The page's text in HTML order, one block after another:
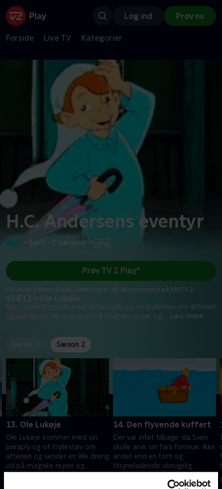
Log ind Prøv nu
Forside Live TV Kategorier
H.C. Andersens eventyr
• Børn • 2 sæsoner •
S2:E13 • Ole Lukøje
Ole Lukøje kommer med sin paraply og sit tryllestøv om aftenen
og sender en lille dreng ud på magiske rejser og... Læs mere
Prøv TV 2 Play*
*Kræver pakken Basis. Administrer dit abonnement på Mit TV 2.
Sæson 1 Sæson 2
13. Ole Lukøje
Ole Lukøje kommer med sin
paraply og sit tryllestøv om
aftenen og sender en lille dreng
ud på magiske rejser og
eventyr.
14. Den flyvende kuffert
Der var intet tilbage, da Sven
skulle arve sin fars formue. Ikke
andet end en tom og
tilsyneladende ubrugelig
kuffert.
1. december 2020 • 26 min